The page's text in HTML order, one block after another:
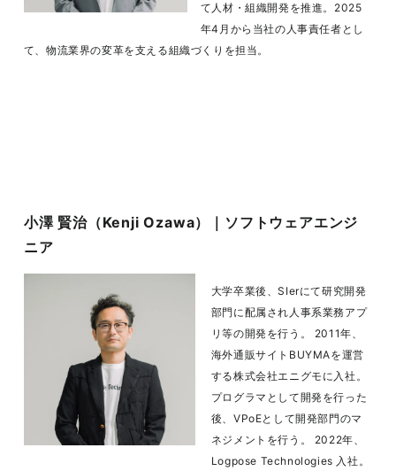
て人材・組織開発を推進。2025
年4月から当社の人事責任者とし
て、物流業界の変革を支える組織づくりを担当。
小澤 賢治（Kenji Ozawa）｜ソフトウェアエンジ
ニア
大学卒業後、SIerにて研究開発
部門に配属され人事系業務アプ
リ等の開発を行う。 2011年、
海外通販サイトBUYMAを運営
する株式会社エニグモに入社。
プログラマとして開発を行った
後、VPoEとして開発部門のマ
ネジメントを行う。 2022年、
Logpose Technologies 入社。